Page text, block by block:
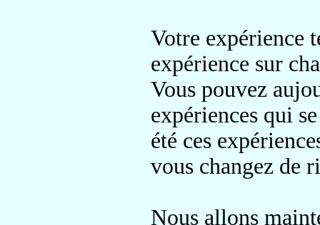
Votre expérience
expérience sur
Vous pouvez
expériences qui
été ces
vous changez de
Nous allons